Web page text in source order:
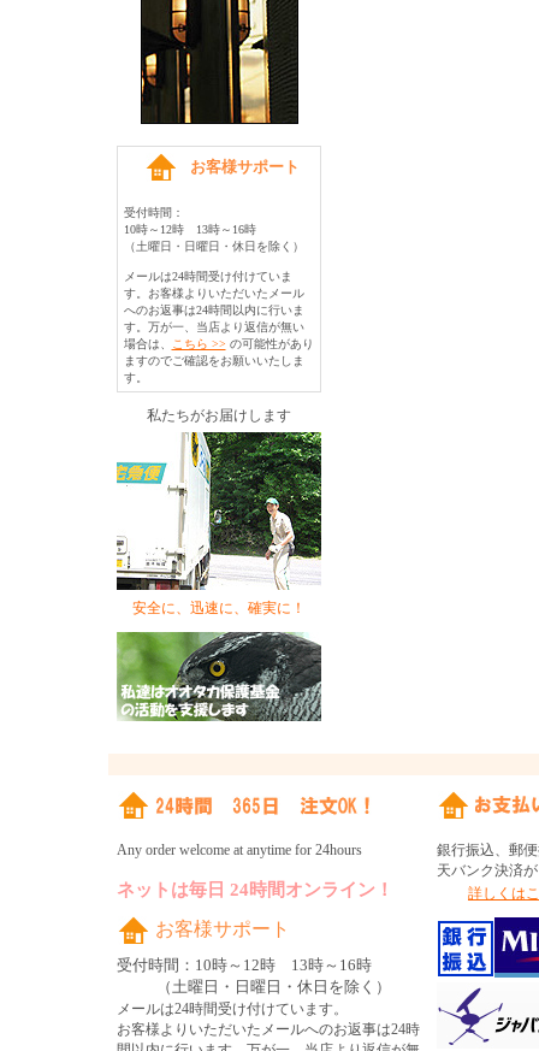
お客様サポート
受付時間：
10時～12時 13時～16時
（土曜日・日曜日・休日を除く）
メールは24時間受け付けていま
す。お客様よりいただいたメール
へのお返事は24時間以内に行いま
す。万が一、当店より返信が無い
場合は、
こちら >> の可能性があり
ますのでご確認をお願いいたしま
す。
私たちがお届けします
安全に、迅速に、確実に！
Any order welcome at anytime for 24hours
ネットは毎日 24時間オンライン！
お客様サポート
受付時間：10時～12時 13時～16時
（土曜日・日曜日・休日を除く）
メールは24時間受け付けています。
お客様よりいただいたメールへのお返事は24時
銀行振込、郵
天バンク決済
詳しくは